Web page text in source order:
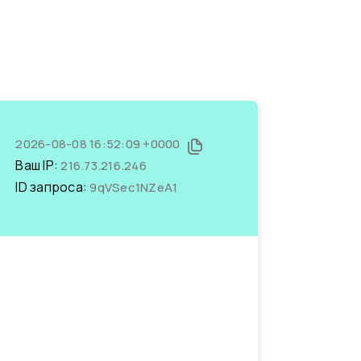
2026-08-08 16:52:09 +0000
Ваш IP:216.73.216.246
ID запроса:9qVSec1NZeA1